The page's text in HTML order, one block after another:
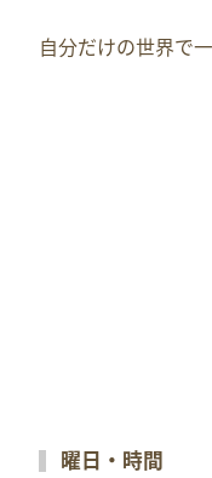
自分だけの世界で
曜日・時間